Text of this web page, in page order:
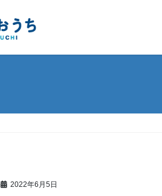
2022年6月5日